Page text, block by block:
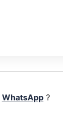
WhatsApp?